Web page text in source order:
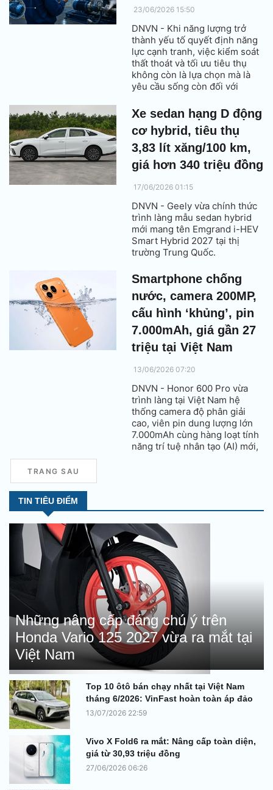
23/06/2026 15:50
DNVN - Khi năng lượng trở
thành yếu tố quyết định năng
lực cạnh tranh, việc kiểm soát
thất thoát và tối ưu tiêu thụ
không còn là lựa chọn mà là
yêu cầu sống còn đối với
Xe sedan hạng D động
cơ hybrid, tiêu thụ
3,83 lít xăng/100 km,
giá hơn 340 triệu đồng
17/06/2026 01:15
DNVN - Geely vừa chính thức
trình làng mẫu sedan hybrid
mới mang tên Emgrand i-HEV
Smart Hybrid 2027 tại thị
trường Trung Quốc.
Smartphone chống
nước, camera 200MP,
cấu hình ‘khủng’, pin
7.000mAh, giá gần 27
triệu tại Việt Nam
13/06/2026 07:20
DNVN - Honor 600 Pro vừa
trình làng tại Việt Nam hệ
thống camera độ phân giải
cao, viên pin dung lượng lớn
7.000mAh cùng hàng loạt tính
năng trí tuệ nhân tạo (AI) mới,
TRANG SAU
TIN TIÊU ĐIỂM
Những nâng cấp đáng chú ý trên
Honda Vario 125 2027 vừa ra mắt tại
Việt Nam
Top 10 ôtô bán chạy nhất tại Việt Nam
tháng 6/2026: VinFast hoàn toàn áp đảo
13/07/2026 22:59
Vivo X Fold6 ra mắt: Nâng cấp toàn diện,
giá từ 30,93 triệu đồng
27/06/2026 06:26